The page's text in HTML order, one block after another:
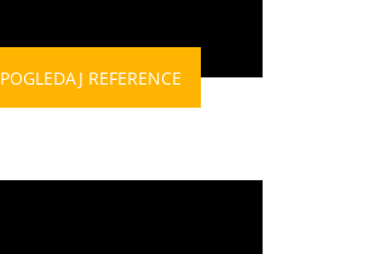
POGLEDAJ REFERENCE